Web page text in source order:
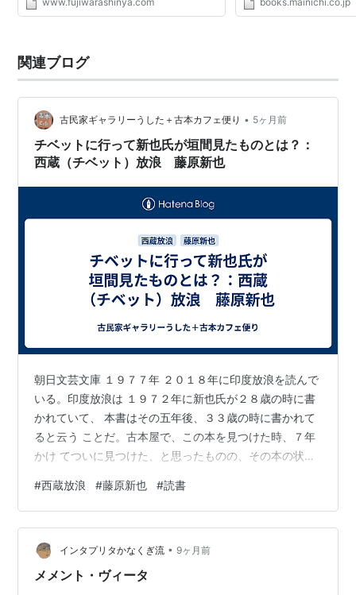
「新東京漂流」
しい写真家の藤原新也さ
関連ブログ
古民家ギャラリーうした＋古本カフェ便り • 5ヶ月前
チベットに行って新也氏が垣間見たものとは？：
西蔵（チベット）放浪 藤原新也
朝日文芸文庫 １９７７年 ２０１８年に印度放浪を読んで
いる。印度放浪は １９７２年に新也氏が２８歳の時に書
かれていて、 本書はその五年後、３３歳の時に書かれて
ると云う ことだ。古本屋で、この本を見つけた時、７年
かけ てついに見つけた、と思ったものの、その本の状態
ったものの、また、７年後かと思うと、買う 決心がつい
た。チベットの僧侶は、とても勤勉で信仰 に真面目に取
り組んでいて、その姿を克明に 捉えているのだろう、思
っていたが、実像は、全てその 逆だった。真面目な僧侶
などいず、その落胆ぶり が伺えた。それでも、チベット
#西蔵放浪 #藤原新也 #読書
インタプリタかなくぎ流 • 9ヶ月前
メメント・ヴィータ